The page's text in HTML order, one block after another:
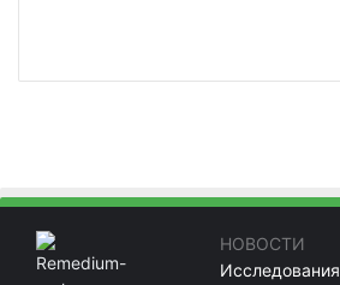
НОВОСТИ
Исследования